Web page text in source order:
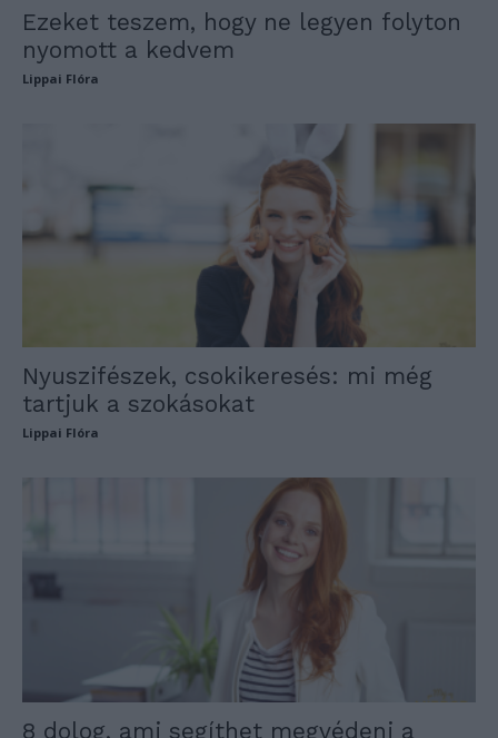
Ezeket teszem, hogy ne legyen folyton
nyomott a kedvem
Lippai Flóra
Nyuszifészek, csokikeresés: mi még
tartjuk a szokásokat
Lippai Flóra
8 dolog, ami segíthet megvédeni a